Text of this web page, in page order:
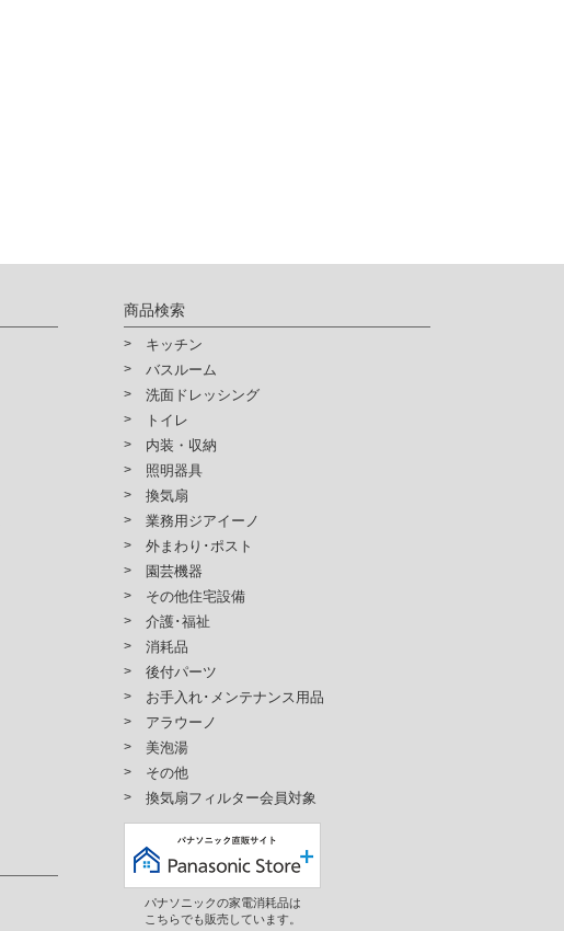
商品検索
キッチン
バスルーム
洗面ドレッシング
トイレ
内装・収納
照明器具
換気扇
業務用ジアイーノ
外まわり･ポスト
園芸機器
その他住宅設備
介護･福祉
消耗品
後付パーツ
お手入れ･メンテナンス用品
アラウーノ
美泡湯
その他
換気扇フィルター会員対象
パナソニックの家電消耗品は
こちらでも販売しています。